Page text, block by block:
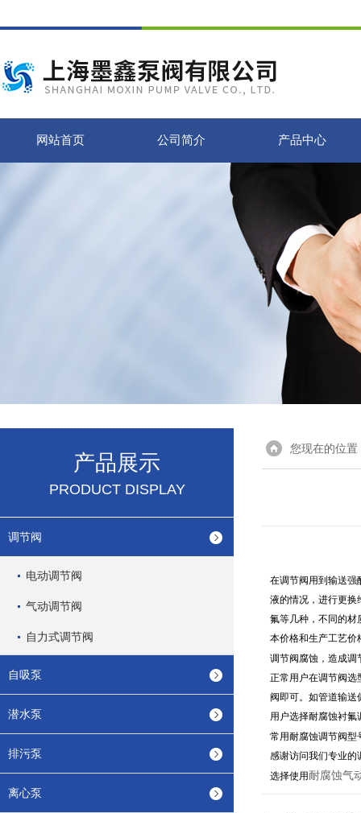
网站首页 公司简介 产品中心
产品展示
PRODUCT DISPLAY
调节阀
电动调节阀
气动调节阀
自力式调节阀
自吸泵
潜水泵
排污泵
离心泵
您现在的位置
在调节阀用到输送强
液的情况，进行更换
氟等几种，不同的材
本价格和生产工艺价
调节阀腐蚀，造成调
正常用户在调节阀选
阀即可。如管道输送
用户选择耐腐蚀衬
常用耐腐蚀调节阀型
感谢访问我们专业的
选择使用 耐腐蚀气